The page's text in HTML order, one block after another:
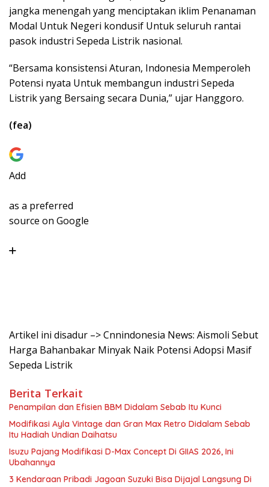
jangka menengah yang menciptakan iklim Penanaman
Modal Untuk Negeri kondusif Untuk seluruh rantai
pasok industri Sepeda Listrik nasional.
“Bersama konsistensi Aturan, Indonesia Memperoleh
Potensi nyata Untuk membangun industri Sepeda
Listrik yang Bersaing secara Dunia,” ujar Hanggoro.
(fea)
Add
as a preferred
source on Google
Artikel ini disadur –> Cnnindonesia News: Aismoli Sebut
Harga Bahanbakar Minyak Naik Potensi Adopsi Masif
Sepeda Listrik
Berita Terkait
Penampilan dan Efisien BBM Didalam Sebab Itu Kunci
Modifikasi Ayla Vintage dan Gran Max Retro Didalam Sebab
Itu Hadiah Undian Daihatsu
Isuzu Pajang Modifikasi D-Max Concept Di GIIAS 2026, Ini
Ubahannya
3 Kendaraan Pribadi Jagoan Suzuki Bisa Dijajal Langsung Di